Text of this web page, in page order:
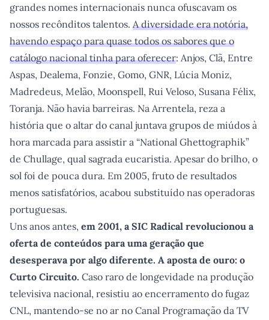
grandes nomes internacionais nunca ofuscavam os
nossos recônditos talentos. A diversidade era notória,
havendo espaço para quase todos os sabores que o
catálogo nacional tinha para oferecer: Anjos, Clã, Entre
Aspas, Dealema, Fonzie, Gomo, GNR, Lúcia Moniz,
Madredeus, Melão, Moonspell, Rui Veloso, Susana Félix,
Toranja. Não havia barreiras. Na Arrentela, reza a
história que o altar do canal juntava grupos de miúdos à
hora marcada para assistir a “National Ghettographik”
de Chullage, qual sagrada eucaristia. Apesar do brilho, o
sol foi de pouca dura. Em 2005, fruto de resultados
menos satisfatórios, acabou substituído nas operadoras
portuguesas.
Uns anos antes, em 2001, a SIC Radical revolucionou a
oferta de conteúdos para uma geração que
desesperava por algo diferente. A aposta de ouro: o
Curto Circuito. Caso raro de longevidade na produção
televisiva nacional, resistiu ao encerramento do fugaz
CNL, mantendo-se no ar no Canal Programação da TV